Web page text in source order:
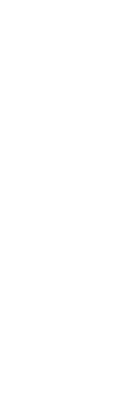
verlaat - U
e-mail
via LinkedIn - U